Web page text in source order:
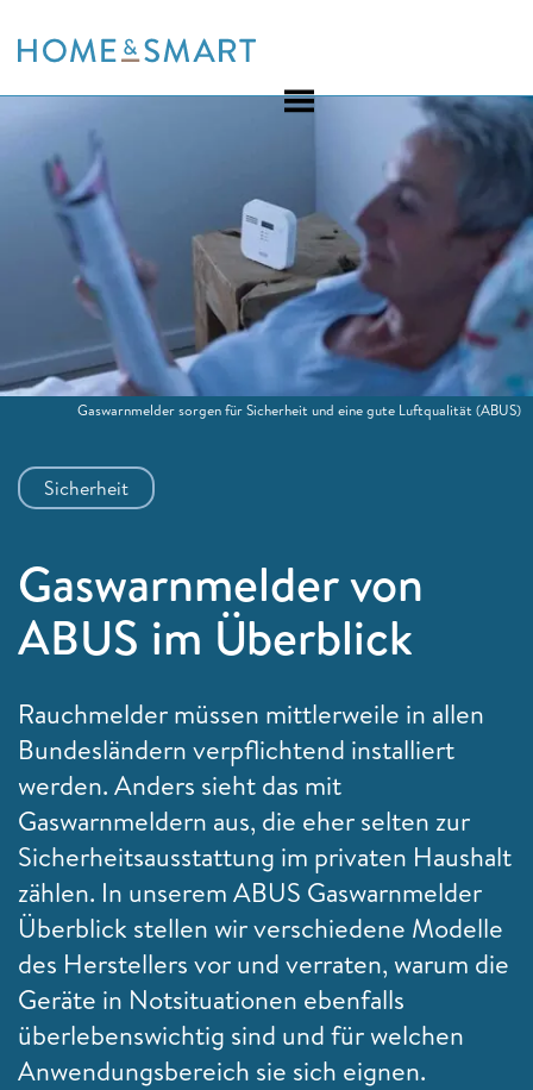
to
Sicherheit
Gaswarnmelder von
ABUS im Überblick
Rauchmelder müssen mittlerweile in allen
Bundesländern verpflichtend installiert
werden. Anders sieht das mit
Gaswarnmeldern aus, die eher selten zur
Sicherheitsausstattung im privaten Haushalt
zählen. In unserem ABUS Gaswarnmelder
Überblick stellen wir verschiedene Modelle
des Herstellers vor und verraten, warum die
Geräte in Notsituationen ebenfalls
überlebenswichtig sind und für welchen
Anwendungsbereich sie sich eignen.
Gaswarnmelder sorgen für Sicherheit und eine gute Luftqualität (ABUS)